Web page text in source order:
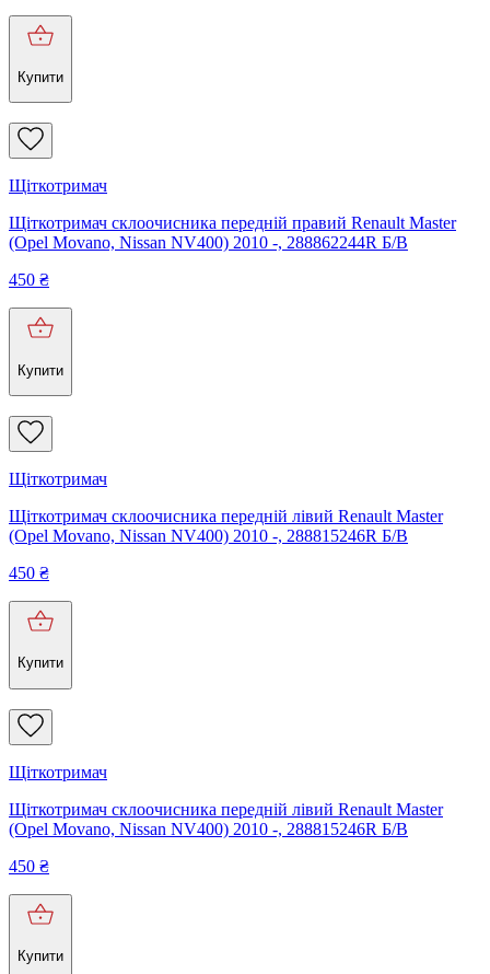
Купити
Щіткотримач
Щіткотримач склоочисника передній правий Renault Master
(Opel Movano, Nissan NV400) 2010 -, 288862244R Б/В
450 ₴
Купити
Щіткотримач
Щіткотримач склоочисника передній лівий Renault Master
(Opel Movano, Nissan NV400) 2010 -, 288815246R Б/В
450 ₴
Купити
Щіткотримач
Щіткотримач склоочисника передній лівий Renault Master
(Opel Movano, Nissan NV400) 2010 -, 288815246R Б/В
450 ₴
Купити